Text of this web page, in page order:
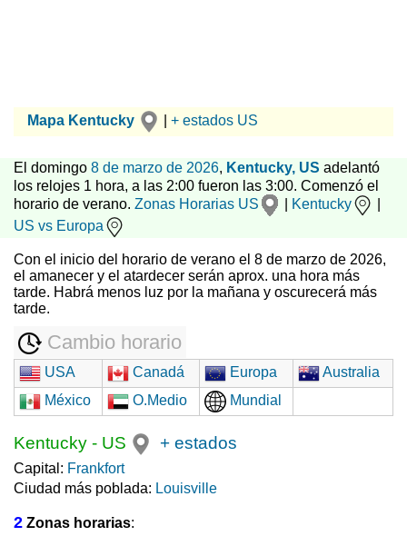
Mapa Kentucky + estados US
El domingo 8 de marzo de 2026, Kentucky, US adelantó
los relojes 1 hora, a las 2:00 fueron las 3:00. Comenzó el
horario de verano. Zonas Horarias US Kentucky
US vs Europa
Con el inicio del horario de verano el 8 de marzo de 2026,
el amanecer y el atardecer serán aprox. una hora más
tarde. Habrá menos luz por la mañana y oscurecerá más
tarde.
Cambio horario
USA Canadá Europa
Australia
México
O.Medio Mundial
Kentucky - US + estados
Capital: Frankfort
Ciudad más poblada: Louisville
2 Zonas horarias: